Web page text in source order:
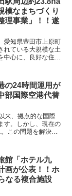
模なまちづくり
理事業」！！遂
愛知県豊田市上原町
れている大規模な土
中心に、良好な住宅
の24時間運用が
部国際空港代替
来、拠点的な国際
す。しかし、現在の
この問題を解決す
館「ホテル九
画が公表！！ホ
なる複合施設